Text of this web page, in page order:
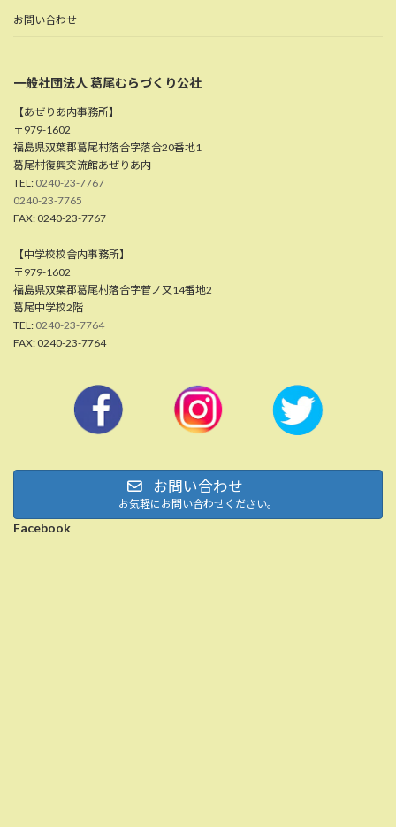
お問い合わせ
一般社団法人 葛尾むらづくり公社
【あぜりあ内事務所】
〒979-1602
福島県双葉郡葛尾村落合字落合20番地1
葛尾村復興交流館あぜりあ内
TEL: 0240-23-7767
0240-23-7765
FAX: 0240-23-7767
【中学校校舎内事務所】
〒979-1602
福島県双葉郡葛尾村落合字菅ノ又14番地2
葛尾中学校2階
TEL: 0240-23-7764
FAX: 0240-23-7764
お問い合わせ
お気軽にお問い合わせください。
Facebook